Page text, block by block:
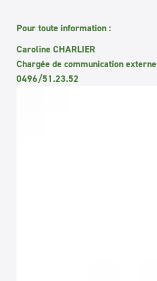
Pour toute information :
Caroline CHARLIER
Chargée de communication externe
0496/51.23.52